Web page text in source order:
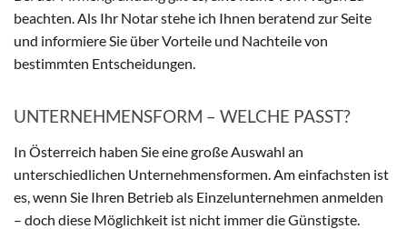
beachten. Als Ihr Notar stehe ich Ihnen beratend zur Seite
und informiere Sie über Vorteile und Nachteile von
bestimmten Entscheidungen.
UNTERNEHMENSFORM – WELCHE PASST?
In Österreich haben Sie eine große Auswahl an
unterschiedlichen Unternehmensformen. Am einfachsten ist
es, wenn Sie Ihren Betrieb als Einzelunternehmen anmelden
– doch diese Möglichkeit ist nicht immer die Günstigste.